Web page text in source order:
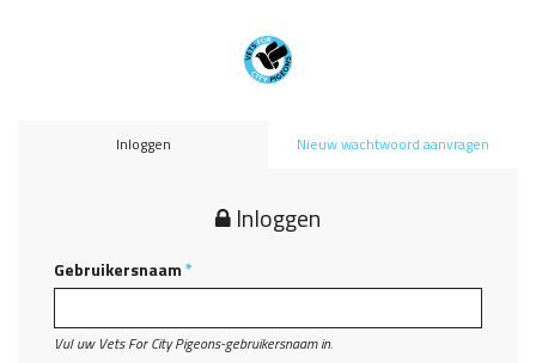
Inloggen Nieuw wachtwoord aanvragen
Inloggen
Gebruikersnaam*
Vul uw Vets For City Pigeons-gebruikersnaam in.